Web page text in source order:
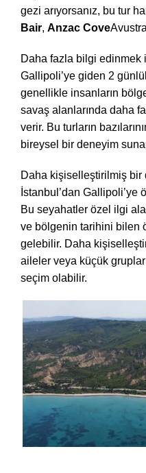
gezi arıyorsanız, bu tur
Bair, Anzac Cove
Daha fazla bilgi edinmek
Gallipoli’ye giden 2
genellikle insanların
savaş alanlarında daha
verir. Bu turların
bireysel bir deneyim
Daha kişiselleştirilmiş bir
İstanbul’dan
Bu seyahatler özel ilgi
ve bölgenin tarihini bilen
gelebilir. Daha
aileler veya küçük
seçim olabilir.